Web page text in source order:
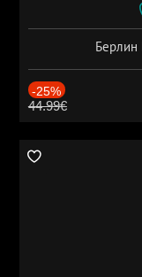
Берлин
-25%
44.99€